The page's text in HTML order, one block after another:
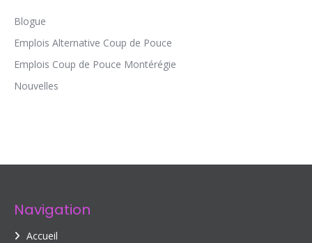
Blogue
Emplois Alternative Coup de Pouce
Emplois Coup de Pouce Montérégie
Nouvelles
Navigation
Accueil